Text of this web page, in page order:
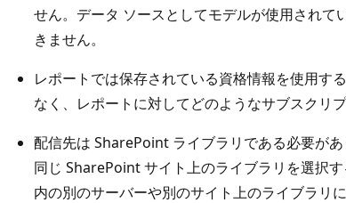
せん。データ ソースとしてモデルが使用され
きません。
レポートでは保存されている資格情報を使用す
なく、レポートに対してどのようなサブスクリ
配信先は SharePoint ライブラリである必要が
同じ SharePoint サイト上のライブラリを選択
内の別のサーバーや別のサイト上のライブラリ